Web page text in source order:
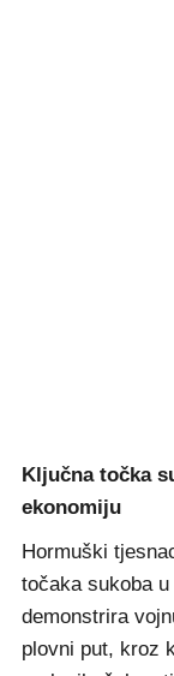
Ključna točka
ekonomiju
Hormuški
točaka sukoba
demonstrira
plovni put, kroz